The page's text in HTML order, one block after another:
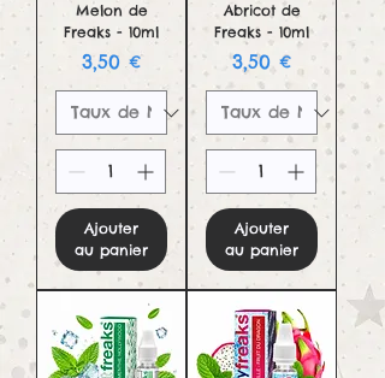
Melon de
Freaks - 10ml
Prix
3,50 €
Ajouter
au panier
Abricot de
Freaks - 10ml
Prix
3,50 €
Ajouter
au panier